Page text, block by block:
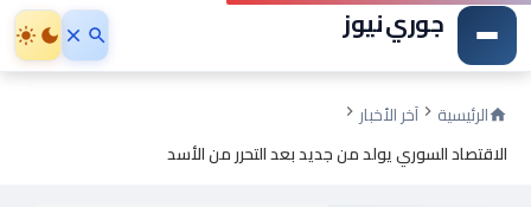
جوري نيوز
الرئيسية
آخر الأخبار
الاقتصاد السوري يولد من جديد بعد التحرر من الأسد